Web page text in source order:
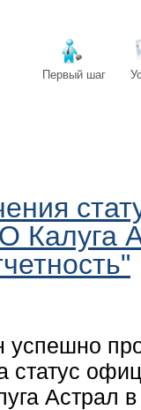
Первый шаг
Калуга
статус
Астрал